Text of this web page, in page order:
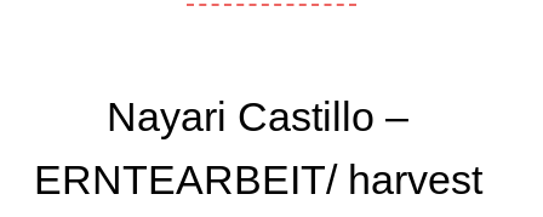
Nayari Castillo –
ERNTEARBEIT/ harvest